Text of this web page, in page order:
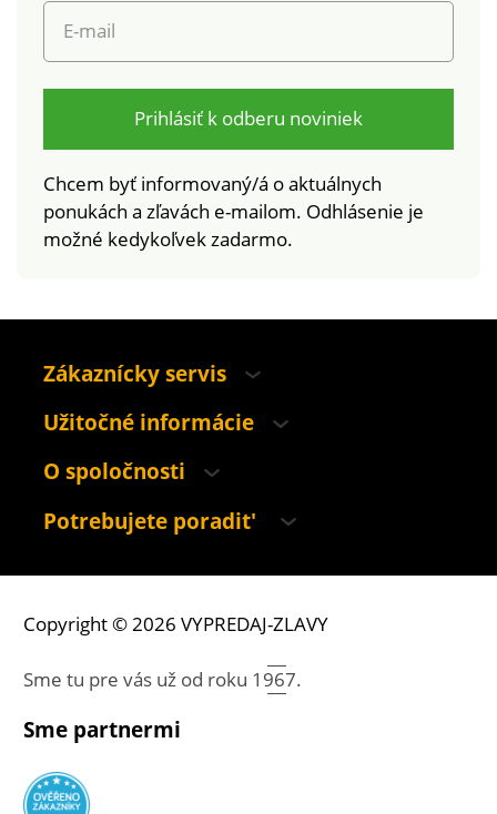
E-mail
Prihlásiť k odberu noviniek
Chcem byť informovaný/á o aktuálnych
ponukách a zľavách e-mailom. Odhlásenie je
možné kedykoľvek zadarmo.
Zákaznícky servis
Užitočné informácie
O spoločnosti
Potrebujete poradit'
Copyright © 2026 VYPREDAJ-ZLAVY
Sme tu pre vás už od roku 1967.
Sme partnermi